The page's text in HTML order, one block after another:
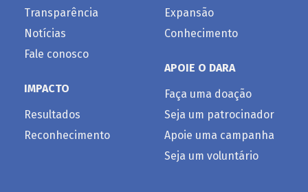
Transparência
Notícias
Fale conosco
IMPACTO
Resultados
Reconhecimento
Expansão
Conhecimento
APOIE O DARA
Faça uma doação
Seja um patrocinador
Apoie uma campanha
Seja um voluntário